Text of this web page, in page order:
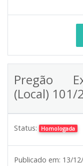
Pregão
(Local) 101/
Status: Homologada
Publicado em: 13/